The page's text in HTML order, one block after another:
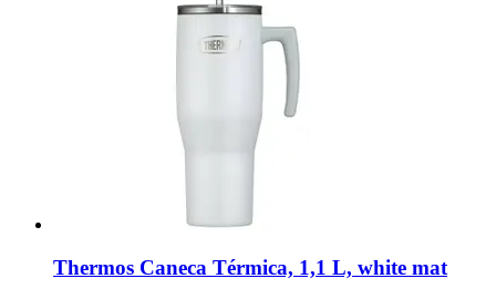
Thermos Caneca Térmica, 1,1 L, white mat